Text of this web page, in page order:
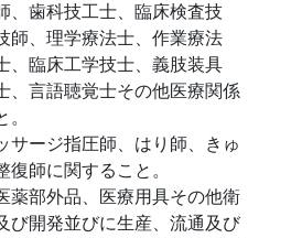
、歯科技工士、臨床検査技
師、理学療法士、作業療法
、臨床工学技士、義肢装具
、言語聴覚士その他医療関係
サージ指圧師、はり師、きゅ
復師に関すること。
薬部外品、医療用具その他衛
び開発並びに生産、流通及び